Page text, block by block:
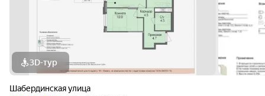
3D-тур
Шабердинская улица